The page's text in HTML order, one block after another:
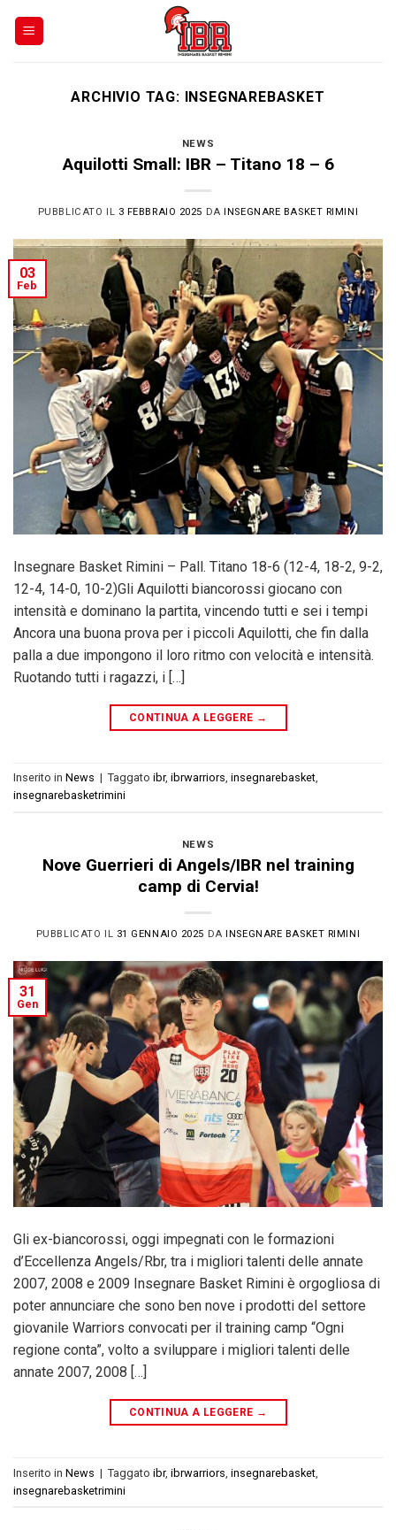
ARCHIVIO TAG: INSEGNAREBASKET
NEWS
Aquilotti Small: IBR – Titano 18 – 6
PUBBLICATO IL 3 FEBBRAIO 2025 DAINSEGNARE BASKET RIMINI
03
Feb
Insegnare Basket Rimini – Pall. Titano 18-6 (12-4, 18-2, 9-2,
12-4, 14-0, 10-2)Gli Aquilotti biancorossi giocano con
intensità e dominano la partita, vincendo tutti e sei i tempi
Ancora una buona prova per i piccoli Aquilotti, che fin dalla
palla a due impongono il loro ritmo con velocità e intensità.
Ruotando tutti i ragazzi, i […]
CONTINUA A LEGGERE →
Inserito in News | Taggato ibr, ibrwarriors, insegnarebasket,
insegnarebasketrimini
NEWS
Nove Guerrieri di Angels/IBR nel training
camp di Cervia!
PUBBLICATO IL 31 GENNAIO 2025 DAINSEGNARE BASKET RIMINI
31
Gen
Gli ex-biancorossi, oggi impegnati con le formazioni
d’Eccellenza Angels/Rbr, tra i migliori talenti delle annate
2007, 2008 e 2009 Insegnare Basket Rimini è orgogliosa di
poter annunciare che sono ben nove i prodotti del settore
giovanile Warriors convocati per il training camp “Ogni
regione conta”, volto a sviluppare i migliori talenti delle
annate 2007, 2008 […]
CONTINUA A LEGGERE →
Inserito in News | Taggato ibr, ibrwarriors insegnarebasket
insegnarebasketrimini